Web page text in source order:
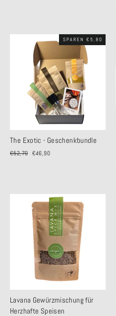
SPAREN €5,80
The Exotic - Geschenkbundle
Normaler
€52,70 Sonderpreis
€46,90
Lavana Gewürzmischung für
Herzhafte Speisen